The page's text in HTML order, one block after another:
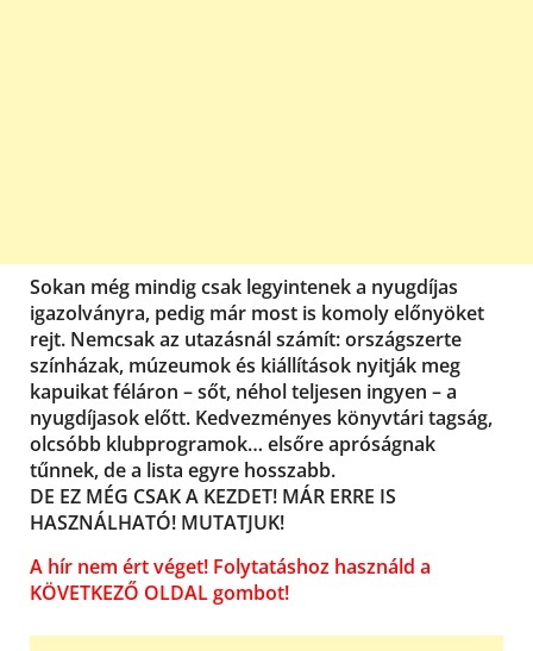
Sokan még mindig csak legyintenek a nyugdíjas
igazolványra, pedig már most is komoly előnyöket
rejt. Nemcsak az utazásnál számít: országszerte
színházak, múzeumok és kiállítások nyitják meg
kapuikat féláron – sőt, néhol teljesen ingyen – a
nyugdíjasok előtt. Kedvezményes könyvtári tagság,
olcsóbb klubprogramok… elsőre apróságnak
tűnnek, de a lista egyre hosszabb.
DE EZ MÉG CSAK A KEZDET! MÁR ERRE IS
HASZNÁLHATÓ! MUTATJUK!
A hír nem ért véget! Folytatáshoz használd a
KÖVETKEZŐ OLDAL gombot!